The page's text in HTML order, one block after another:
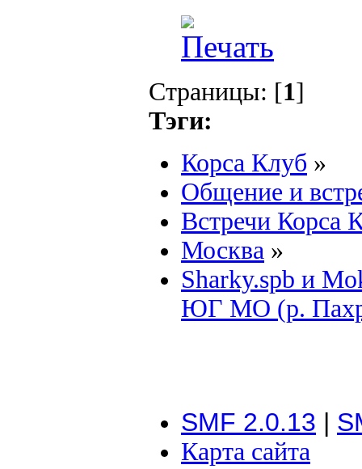
Страницы: [1]
Тэги:
Корса Клуб »
Общение и
Встречи Корса
Москва »
Sharky.spb и
ЮГ МО (р.
SMF 2.0.13 |
Карта сайта